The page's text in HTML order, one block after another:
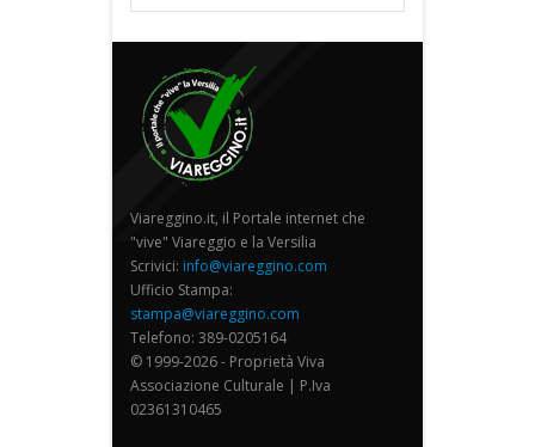
Viareggino.it, il Portale internet che
"vive" Viareggio e la Versilia
Scrivici: info@viareggino.com
Ufficio Stampa:
stampa@viareggino.com
Telefono: 389-0205164
© 1999-2026 - Proprietà Viva
Associazione Culturale | P.Iva
02361310465